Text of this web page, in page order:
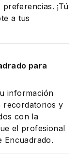
¡Tú
a tus
para
información
recordatorios y
con la
el profesional
Encuadrado.